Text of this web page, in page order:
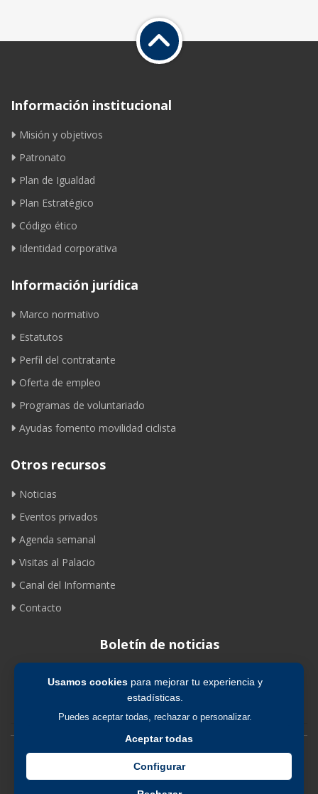
Usamos cookiespara mejorar tu experiencia y
estadísticas.
Puedes aceptar todas, rechazar o personalizar.
Aceptar todas
Configurar
Información institucional
Misión y objetivos
Patronato
Plan de Igualdad
Plan Estratégico
Código ético
Identidad corporativa
Información jurídica
Marco normativo
Estatutos
Perfil del contratante
Oferta de empleo
Programas de voluntariado
Ayudas fomento movilidad ciclista
Otros recursos
Noticias
Eventos privados
Agenda semanal
Visitas al Palacio
Canal del Informante
Contacto
Boletín de noticias
Suscribirse
Avíso legal | Política de privacidad | Política de cookies